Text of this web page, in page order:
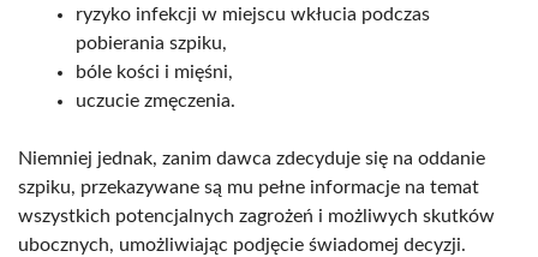
ryzyko infekcji w miejscu wkłucia podczas
pobierania szpiku,
bóle kości i mięśni,
uczucie zmęczenia.
Niemniej jednak, zanim dawca zdecyduje się na oddanie
szpiku, przekazywane są mu pełne informacje na temat
wszystkich potencjalnych zagrożeń i możliwych skutków
ubocznych, umożliwiając podjęcie świadomej decyzji.